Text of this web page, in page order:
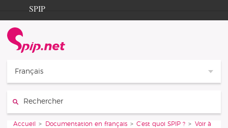
Aller au contenu
Aller à la navigation
SPIP
Documentation
Contribution
Français
Vous êtes ici :
Accueil Documentation en français C’est quoi SPIP ?
Voir à